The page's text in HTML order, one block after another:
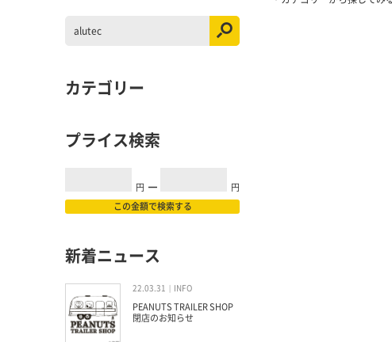
カテゴリー
プライス検索
円 ━ 円
この金額で検索する
新着ニュース
22.03.31 INFO
PEANUTS TRAILER SHOP
閉店のお知らせ